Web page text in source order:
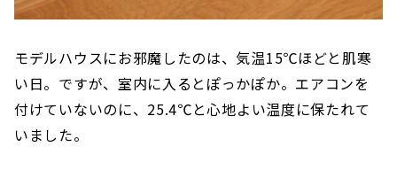
モデルハウスにお邪魔したのは、気温15℃ほどと肌寒
い日。ですが、室内に入るとぽっかぽか。エアコンを
付けていないのに、25.4℃と心地よい温度に保たれて
いました。